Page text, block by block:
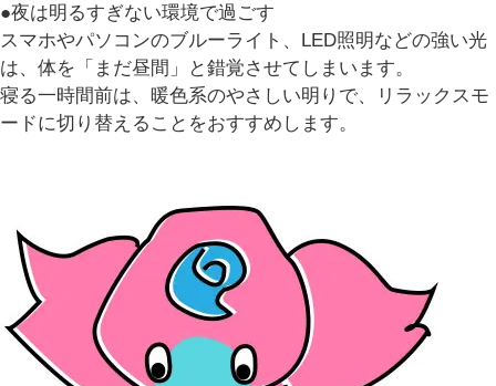
●夜は明るすぎない環境で過ごす
スマホやパソコンのブルーライト、LED照明などの強い光
は、体を「まだ昼間」と錯覚させてしまいます。
寝る一時間前は、暖色系のやさしい明りで、リラックスモ
ードに切り替えることをおすすめします。